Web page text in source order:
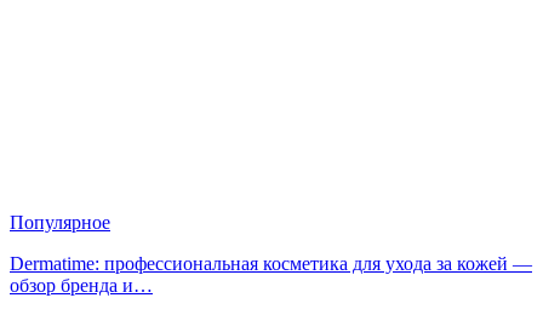
Популярное
Dermatime: профессиональная косметика для ухода за кожей —
обзор бренда и…